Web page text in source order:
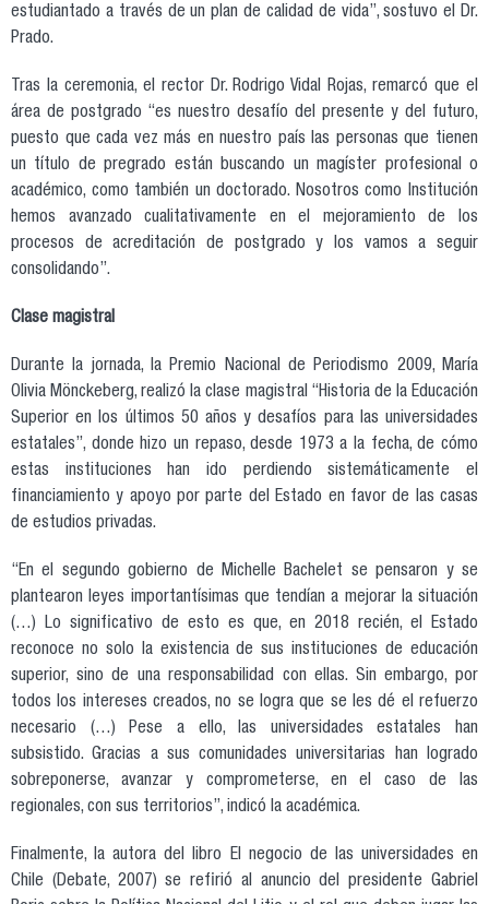
estudiantado a través de un plan de calidad de vida”, sostuvo el Dr.
Prado.
Tras la ceremonia, el rector Dr. Rodrigo Vidal Rojas, remarcó que el
área de postgrado “es nuestro desafío del presente y del futuro,
puesto que cada vez más en nuestro país las personas que tienen
un título de pregrado están buscando un magíster profesional o
académico, como también un doctorado. Nosotros como Institución
hemos avanzado cualitativamente en el mejoramiento de los
procesos de acreditación de postgrado y los vamos a seguir
consolidando”.
Clase magistral
Durante la jornada, la Premio Nacional de Periodismo 2009, María
Olivia Mönckeberg, realizó la clase magistral “Historia de la Educación
Superior en los últimos 50 años y desafíos para las universidades
estatales”, donde hizo un repaso, desde 1973 a la fecha, de cómo
estas instituciones han ido perdiendo sistemáticamente el
financiamiento y apoyo por parte del Estado en favor de las casas
de estudios privadas.
“En el segundo gobierno de Michelle Bachelet se pensaron y se
plantearon leyes importantísimas que tendían a mejorar la situación
(…) Lo significativo de esto es que, en 2018 recién, el Estado
reconoce no solo la existencia de sus instituciones de educación
superior, sino de una responsabilidad con ellas. Sin embargo, por
todos los intereses creados, no se logra que se les dé el refuerzo
necesario (…) Pese a ello, las universidades estatales han
subsistido. Gracias a sus comunidades universitarias han logrado
sobreponerse, avanzar y comprometerse, en el caso de las
regionales, con sus territorios”, indicó la académica.
Finalmente, la autora del libro El negocio de las universidades en
Chile (Debate, 2007) se refirió al anuncio del presidente Gabriel